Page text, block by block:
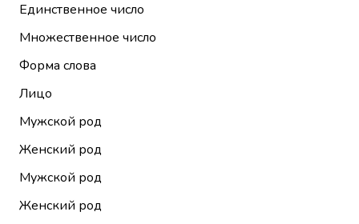
Единственное число
Множественное число
Форма слова
Лицо
Мужской род
Женский род
Мужской род
Женский род